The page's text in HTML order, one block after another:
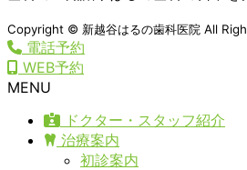
Copyright © 新越谷はるの歯科医院 All
電話予約
WEB予約
MENU
ドクター・スタッフ紹介
治療案内
初診案内